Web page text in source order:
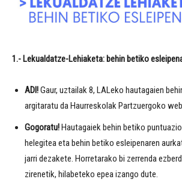
1.- Lekualdatze-Lehiaketa: behin betiko
ADI!Gaur, uztailak 8, LALeko hautagaien
argitaratu da Haurreskolak Partzuergoko
Gogoratu!Hautagaiek behin betiko
helegitea eta behin betiko esleipenaren
jarri dezakete. Horretarako bi zerrenda
zirenetik, hilabeteko epea izango dute.